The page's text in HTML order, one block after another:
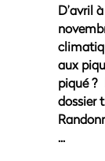
D’avril
aux
piqué ?
dossier